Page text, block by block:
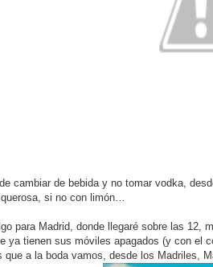
cambiar de bebida y no tomar vodka,
si no con limón…
para Madrid, donde llegaré sobre las 12,
ya tienen sus móviles apagados (y con el
que a la boda vamos, desde los Madriles,